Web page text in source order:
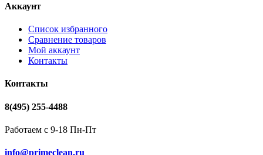
Аккаунт
Список избранного
Сравнение товаров
Мой аккаунт
Контакты
Контакты
8(495) 255-4488
Работаем с 9-18 Пн-Пт
info@primeclean.ru